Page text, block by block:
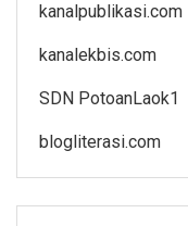
kanalpublikasi.com
kanalekbis.com
SDN PotoanLaok1
blogliterasi.com